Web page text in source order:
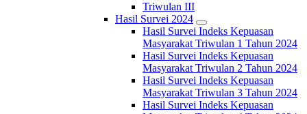
Triwulan III
Hasil Survei 2024
Hasil Survei Indeks Kepuasan
Masyarakat Triwulan 1 Tahun 2024
Hasil Survei Indeks Kepuasan
Masyarakat Triwulan 2 Tahun 2024
Hasil Survei Indeks Kepuasan
Masyarakat Triwulan 3 Tahun 2024
Hasil Survei Indeks Kepuasan